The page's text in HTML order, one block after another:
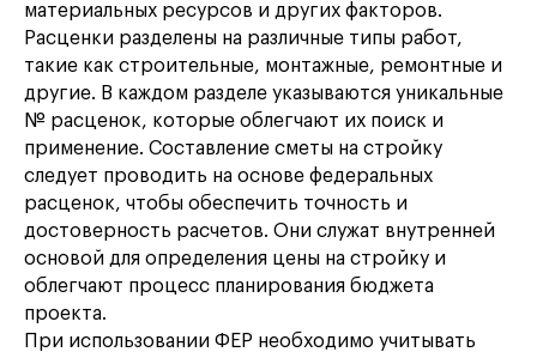
материальных ресурсов и других факторов.
Расценки разделены на различные типы работ,
такие как строительные, монтажные, ремонтные и
другие. В каждом разделе указываются уникальные
№ расценок, которые облегчают их поиск и
применение. Составление сметы на стройку
следует проводить на основе федеральных
расценок, чтобы обеспечить точность и
достоверность расчетов. Они служат внутренней
основой для определения цены на стройку и
облегчают процесс планирования бюджета
проекта.
При использовании ФЕР необходимо учитывать